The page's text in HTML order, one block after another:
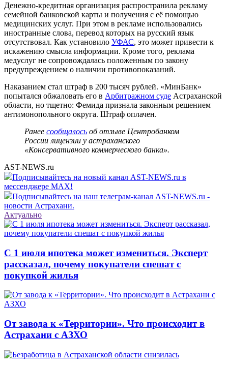
Денежно-кредитная организация распространила рекламу
семейной банковской карты и получения с её помощью
медицинских услуг. При этом в рекламе использовались
иностранные слова, перевод которых на русский язык
отсутствовал. Как установило УФАС, это может привести к
искажению смысла информации. Кроме того, реклама
медуслуг не сопровождалась положенным по закону
предупреждением о наличии противопоказаний.
Наказанием стал штраф в 200 тысяч рублей. «МинБанк»
попытался обжаловать его в Арбитражном суде Астраханской
области, но тщетно: Фемида признала законным решением
антимонопольного округа. Штраф оплачен.
Ранее сообщалось об отзыве Центробанком
России лицензии у астраханского
«Консервативного коммерческого банка».
AST-NEWS.ru
Подписывайтесь на новый канал AST-NEWS.ru в
мессенджере MAX!
Подписывайтесь на наш телеграм-канал AST-NEWS.ru -
новости Астрахани.
Актуально
С 1 июля ипотека может измениться. Эксперт
рассказал, почему покупатели спешат с
покупкой жилья
От завода к «Территории». Что происходит в
Астрахани с АЗХО